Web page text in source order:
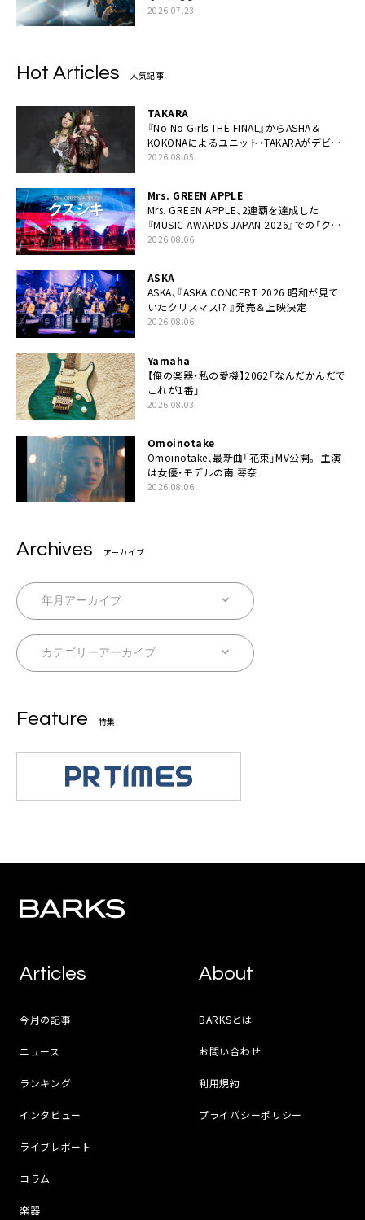
2026.07.23
Hot Articles 人気記事
TAKARA
『No No Girls THE FINAL』からASHA＆
KOKONAによるユニット・TAKARAがデビュ
ー
2026.08.05
Mrs. GREEN APPLE
Mrs. GREEN APPLE、2連覇を達成した
『MUSIC AWARDS JAPAN 2026』での「クス
シキ」ライブパフォーマンスをYouTube公開
2026.08.06
ASKA
ASKA、『ASKA CONCERT 2026 昭和が見て
いたクリスマス!? 』発売＆上映決定
2026.08.06
Yamaha
【俺の楽器・私の愛機】2062「なんだかんだで
これが1番」
2026.08.03
Omoinotake
Omoinotake、最新曲「花束」MV公開。 主演
は女優・モデルの南 琴奈
2026.08.06
Archives アーカイブ
Feature 特集
Articles
今月の記事
ニュース
ランキング
インタビュー
ライブレポート
コラム
楽器
About
BARKSとは
お問い合わせ
利用規約
プライバシーポリシー